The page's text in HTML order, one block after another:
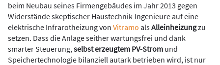
beim Neubau seines Firmengebäudes im Jahr 2013 gegen
Widerstände skeptischer Haustechnik-Ingenieure auf eine
elektrische Infrarotheizung von Vitramo alsAlleinheizungzu
setzen. Dass die Anlage seither wartungsfrei und dank
smarter Steuerung,selbst erzeugtem PV-Strom und
Speichertechnologie bilanziell autark betrieben wird, ist nur